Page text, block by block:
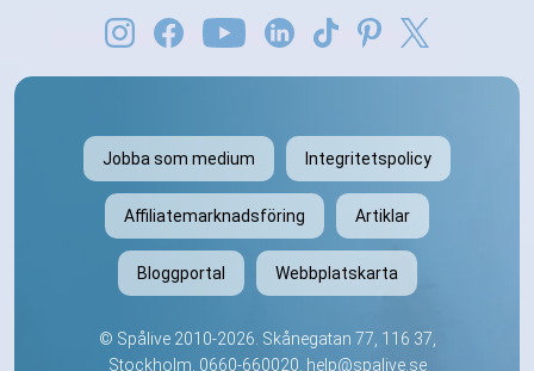
Jobba som medium Integritetspolicy
Affiliatemarknadsföring Artiklar
Bloggportal Webbplatskarta
© Spålive2010-2026. Skånegatan 77, 116 37,
Stockholm. 0660-660020. help@spalive.se